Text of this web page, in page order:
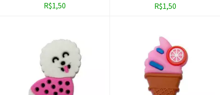
R$1,50 R$1,50